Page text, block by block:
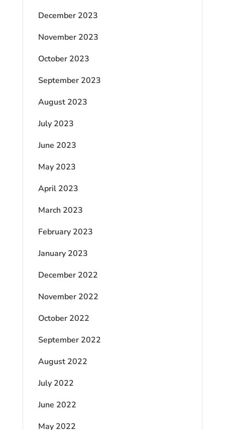
December 2023
November 2023
October 2023
September 2023
August 2023
July 2023
June 2023
May 2023
April 2023
March 2023
February 2023
January 2023
December 2022
November 2022
October 2022
September 2022
August 2022
July 2022
June 2022
May 2022